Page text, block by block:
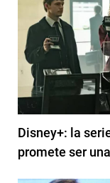
Disney+: la
promete ser